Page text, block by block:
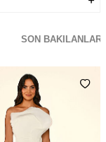
SON BAKILANLAR